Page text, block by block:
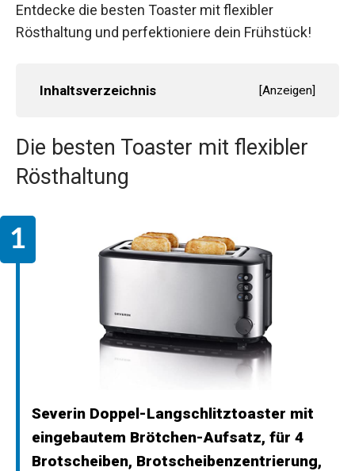
Entdecke die besten Toaster mit flexibler
Rösthaltung und perfektioniere dein Frühstück!
Inhaltsverzeichnis [Anzeigen]
Die besten Toaster mit flexibler
Rösthaltung
Severin Doppel-Langschlitztoaster mit
eingebautem Brötchen-Aufsatz, für 4
Brotscheiben, Brotscheibenzentrierung,